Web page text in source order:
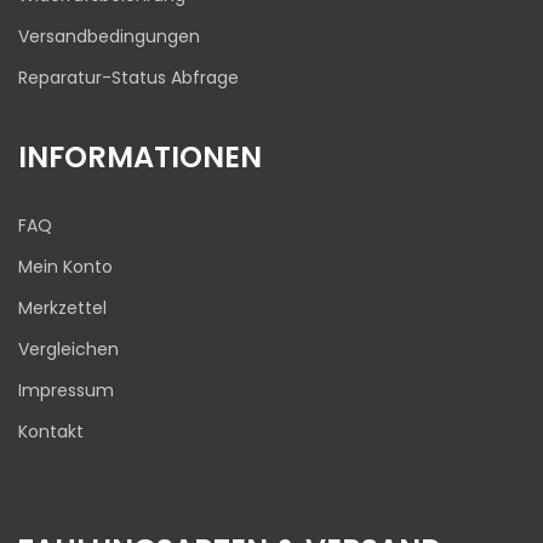
Versandbedingungen
Reparatur-Status Abfrage
INFORMATIONEN
FAQ
Mein Konto
Merkzettel
Vergleichen
Impressum
Kontakt